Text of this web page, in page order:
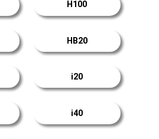
H100
HB20
i20
i40